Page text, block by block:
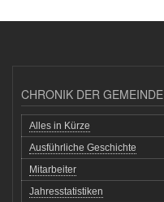
CHRONIK DER GEMEINDE
Alles in Kürze
Ausführliche Geschichte
Mitarbeiter
Jahresstatistiken